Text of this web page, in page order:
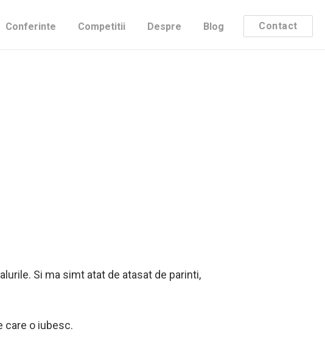
Conferinte Competitii Despre Blog Contact
Si ma simt atat de atasat de parinti,
care o iubesc.